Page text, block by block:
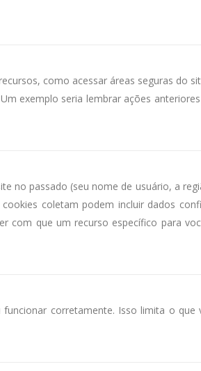
como acessar áreas seguras do
exemplo seria lembrar ações
no passado (seu nome de usuário, a
coletam podem incluir dados
que um recurso específico para
corretamente. Isso limita o